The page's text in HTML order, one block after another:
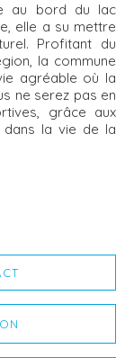
au bord du lac
elle a su mettre
Profitant du
la commune
agréable où la
ne serez pas en
grâce aux
dans la vie de la